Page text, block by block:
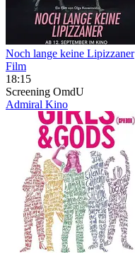
Noch lange keine Lipizzaner
Film
18:15
Screening OmdU
Admiral Kino